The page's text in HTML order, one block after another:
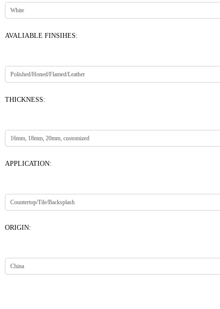
AVALIABLE FINSIHES:
THICKNESS:
APPLICATION:
ORIGIN: